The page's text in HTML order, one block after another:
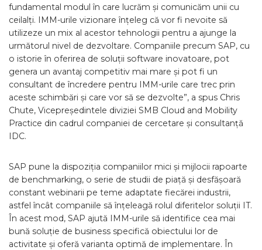
fundamental modul în care lucrăm și comunicăm unii cu
ceilalți. IMM-urile vizionare înțeleg că vor fi nevoite să
utilizeze un mix al acestor tehnologii pentru a ajunge la
următorul nivel de dezvoltare. Companiile precum SAP, cu
o istorie în oferirea de soluții software inovatoare, pot
genera un avantaj competitiv mai mare și pot fi un
consultant de încredere pentru IMM-urile care trec prin
aceste schimbări și care vor să se dezvolte”, a spus Chris
Chute, Vicepreședintele diviziei SMB Cloud and Mobility
Practice din cadrul companiei de cercetare și consultanță
IDC.
SAP pune la dispoziția companiilor mici și mijlocii rapoarte
de benchmarking, o serie de studii de piață și desfășoară
constant webinarii pe teme adaptate fiecărei industrii,
astfel încât companiile să înțeleagă rolul diferitelor soluții IT.
În acest mod, SAP ajută IMM-urile să identifice cea mai
bună soluție de business specifică obiectului lor de
activitate și oferă varianta optimă de implementare. În